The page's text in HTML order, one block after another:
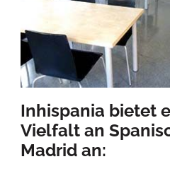
Inhispania bietet
Vielfalt an
Madrid an: